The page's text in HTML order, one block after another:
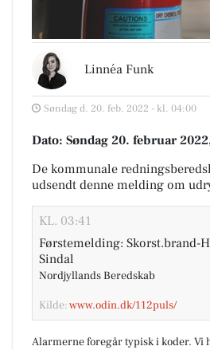
Linnéa Funk
Søndag d. 20. feb. 2022 - kl. 04:00
Dato: Søndag 20. februar
De kommunale
udsendt denne melding om
KL. 03:41
Førstemelding: Skorst.brand-
Sindal
Nordjyllands Beredskab
Kilde:www.odin.dk/112puls/
Alarmerne foregår typisk i koder. Vi